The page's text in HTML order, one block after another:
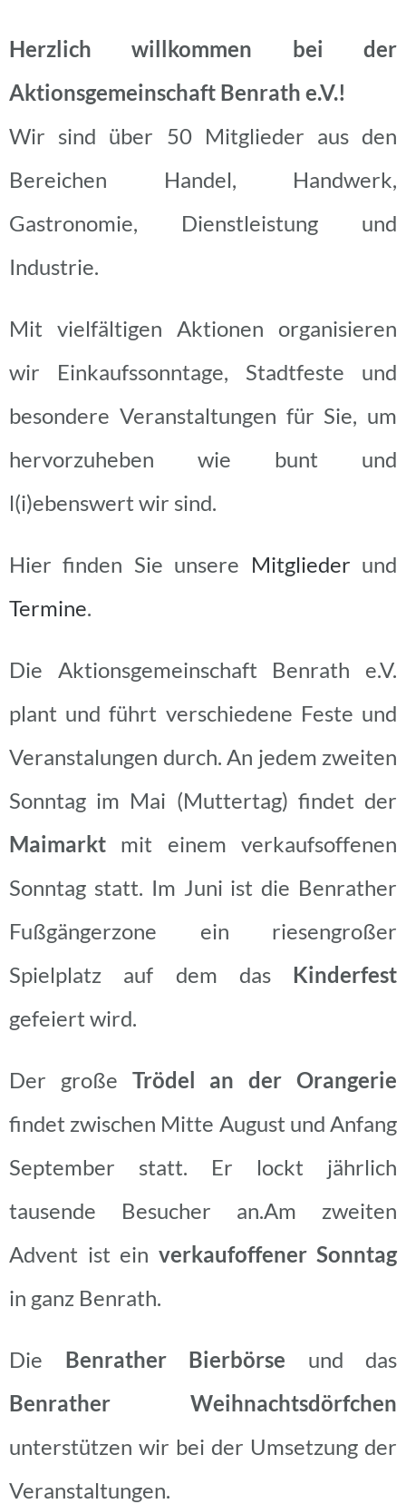
Herzlich willkommen bei der
Aktionsgemeinschaft Benrath e.V.!
Wir sind über 50 Mitglieder aus den
Bereichen Handel, Handwerk,
Gastronomie, Dienstleistung und
Industrie.
Mit vielfältigen Aktionen organisieren
wir Einkaufssonntage, Stadtfeste und
besondere Veranstaltungen für Sie, um
hervorzuheben wie bunt und
l(i)ebenswert wir sind.
Hier finden Sie unsere Mitglieder und
Termine.
Die Aktionsgemeinschaft Benrath e.V.
plant und führt verschiedene Feste und
Veranstalungen durch. An jedem zweiten
Sonntag im Mai (Muttertag) findet der
Maimarkt mit einem verkaufsoffenen
Sonntag statt. Im Juni ist die Benrather
Fußgängerzone ein riesengroßer
Spielplatz auf dem das Kinderfest
gefeiert wird.
Der große Trödel an der Orangerie
findet zwischen Mitte August und Anfang
September statt. Er lockt jährlich
tausende Besucher an.Am zweiten
Advent ist ein verkaufoffener Sonntag
in ganz Benrath.
Die Benrather Bierbörse und das
Benrather Weihnachtsdörfchen
unterstützen wir bei der Umsetzung der
Veranstaltungen.